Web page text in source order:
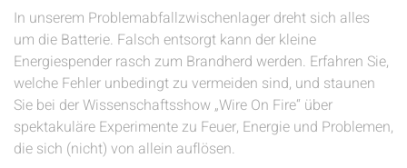
In unserem Problemabfallzwischenlager dreht sich alles
um die Batterie. Falsch entsorgt kann der kleine
Energiespender rasch zum Brandherd werden. Erfahren Sie,
welche Fehler unbedingt zu vermeiden sind, und staunen
Sie bei der Wissenschaftsshow „Wire On Fire“ über
spektakuläre Experimente zu Feuer, Energie und Problemen,
die sich (nicht) von allein auflösen.